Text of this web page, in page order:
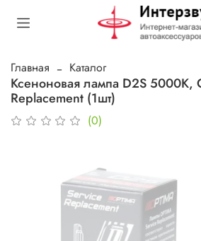
Главная Каталог
Ксеноновая лампа D2S 5000K,
Replacement (1шт)
(0)